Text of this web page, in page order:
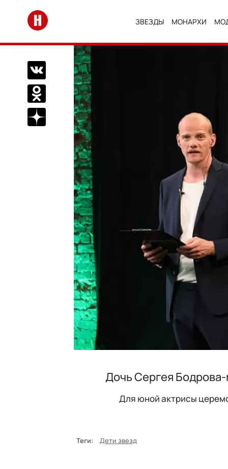
Перейти на главную
ЗВЕЗДЫ МОНАРХИ
Поделиться Вконтакте
Поделиться в Одноклассниках
Подписаться на нас в Дзен
Дочь Сергея
Для юной актрисы
Теги: Дети звезд